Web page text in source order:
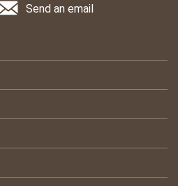
Send an email